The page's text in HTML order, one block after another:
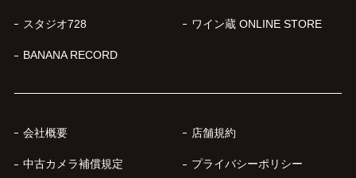
スタジオ728 ワイン蔵 ONLINE STORE
BANANA RECORD
会社概要 店舗規約
中古カメラ補償規定 プライバシーポリシー